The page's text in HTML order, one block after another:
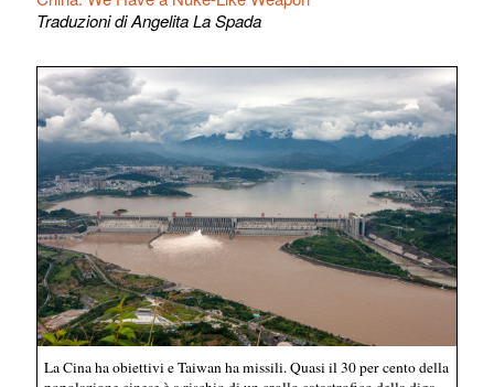
Traduzioni di Angelita La Spada
La Cina ha obiettivi e Taiwan ha missili. Quasi il 30 per cento della